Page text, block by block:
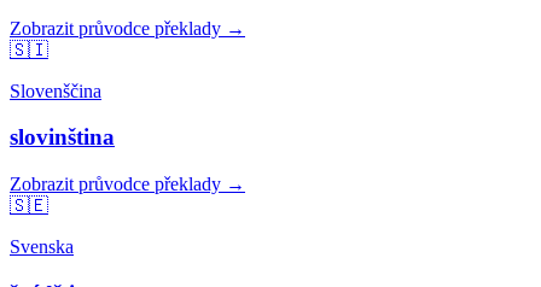
Zobrazit průvodce překlady →
🇸🇮
Slovenščina
slovinština
Zobrazit průvodce překlady →
🇸🇪
Svenska